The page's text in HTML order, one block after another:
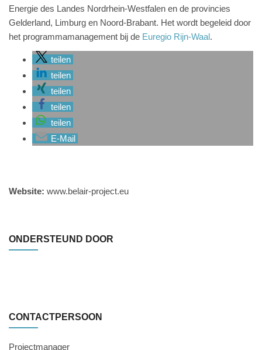
Energie des Landes Nordrhein-Westfalen en de provincies
Gelderland, Limburg en Noord-Brabant. Het wordt begeleid door
het programmamanagement bij de Euregio Rijn-Waal.
teilen
teilen
teilen
teilen
teilen
E-Mail
Website: www.belair-project.eu
ONDERSTEUND DOOR
CONTACTPERSOON
Projectmanager